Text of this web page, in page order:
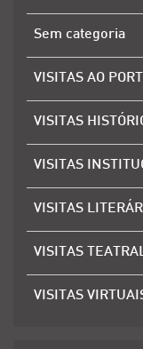
Sem categoria
VISITAS AO
VISITAS
VISITAS
VISITAS
VISITAS
VISITAS